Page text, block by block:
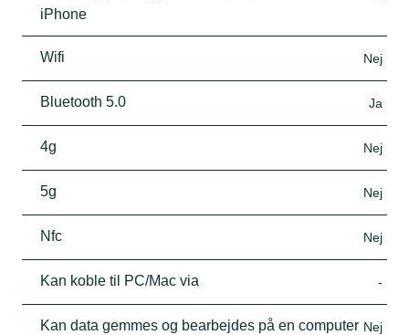
iPhone
Wifi Nej
Bluetooth 5.0 Ja
4g Nej
5g Nej
Nfc Nej
Kan koble til PC/Mac via -
Kan data gemmes og bearbejdes på en computer Nej